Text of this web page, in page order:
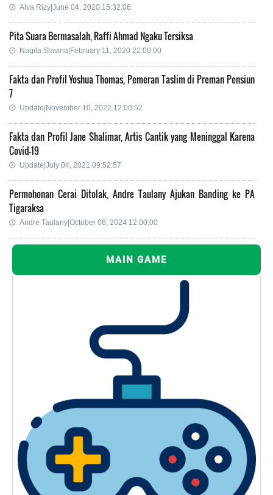
Alva Rizy|June 04, 2020 15:32:06
Pita Suara Bermasalah, Raffi Ahmad Ngaku Tersiksa
Nagita Slavina|February 11, 2020 22:00:00
Fakta dan Profil Yoshua Thomas, Pemeran Taslim di Preman Pensiun
7
Update|November 10, 2022 12:00:52
Fakta dan Profil Jane Shalimar, Artis Cantik yang Meninggal Karena
Covid-19
Update|July 04, 2021 09:52:57
Permohonan Cerai Ditolak, Andre Taulany Ajukan Banding ke PA
Tigaraksa
Andre Taulany|October 06, 2024 12:00:00
MAIN GAME